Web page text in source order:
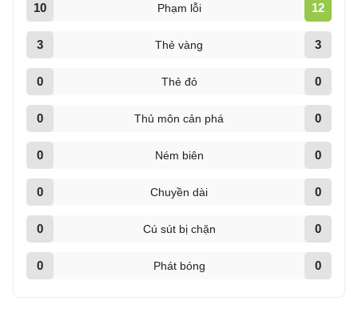
10 Phạm lỗi 12
3 Thẻ vàng 3
0 Thẻ đỏ 0
0 Thủ môn cản phá 0
0 Ném biên 0
0 Chuyền dài 0
0 Cú sút bị chặn 0
0 Phát bóng 0